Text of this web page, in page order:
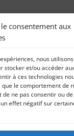
consentement aux
nous
stocker et/ou accéder
à ces technologies
le comportement de
de ne pas consentir ou
effet négatif sur